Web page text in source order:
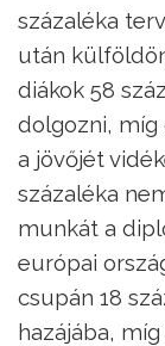
százaléka
után
diákok 58
dolgozni, míg
a jövőjét
százaléka
munkát a
európai
csupán 18
hazájába,